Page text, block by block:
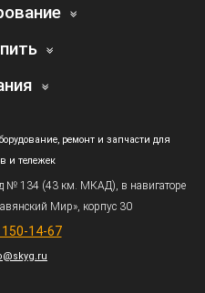
ремонт и запчасти для
и тележек
№ 134 (43км. МКАД), в навигаторе
Мир», корпус 30
150-14-67